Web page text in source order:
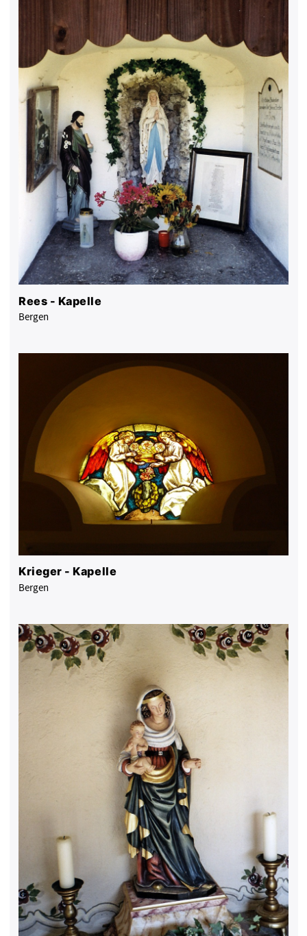
Rees - Kapelle
Bergen
Krieger - Kapelle
Bergen